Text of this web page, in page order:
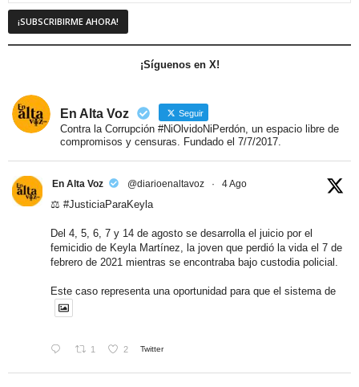
¡Síguenos en X!
En Alta Voz Seguir
Contra la Corrupción #NiOlvidoNiPerdón, un espacio libre de
compromisos y censuras. Fundado el 7/7/2017.
En Alta Voz @diarioenaltavoz · 4 Ago
⚖️ #JusticiaParaKeyla
Del 4, 5, 6, 7 y 14 de agosto se desarrolla el juicio por el
femicidio de Keyla Martínez, la joven que perdió la vida el 7 de
febrero de 2021 mientras se encontraba bajo custodia policial.
Este caso representa una oportunidad para que el sistema de
1 2 Twitter